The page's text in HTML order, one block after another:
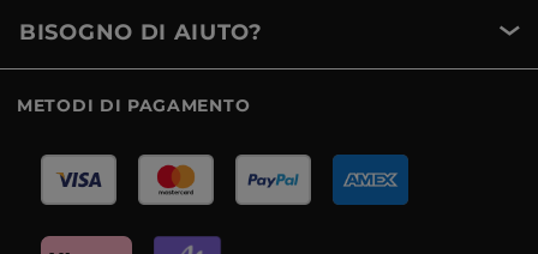
BISOGNO DI AIUTO?
METODI DI PAGAMENTO